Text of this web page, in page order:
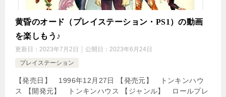
黄昏のオード（プレイステーション・PS1）の動画
を楽しもう♪
更新日： 2023年7月2日 公開日： 2023年6月24日
プレイステーション
【発売日】 1996年12月27日 【発売元】 トンキンハウ
ス 【開発元】 トンキンハウス 【ジャンル】 ロールプレ